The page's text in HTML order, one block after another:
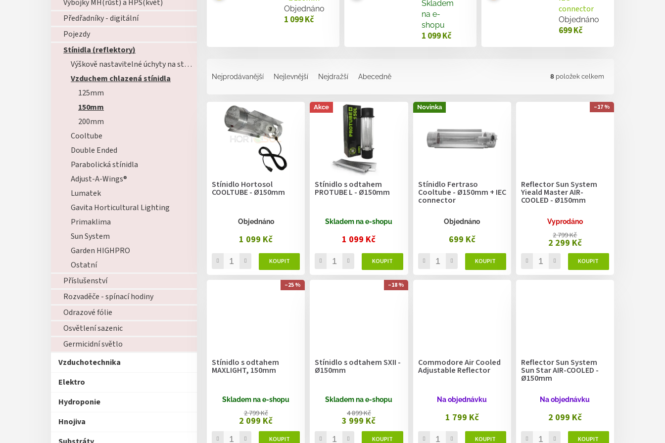
Výbojky MH(růst) a HPS(květ)
Předřadníky - digitální
Pojezdy
Stínidla (reflektory)
Výškově nastavitelné úchyty na stínidla
Vzduchem chlazená stínidla
125mm
150mm
200mm
Cooltube
Double Ended
Parabolická stínidla
Adjust-A-Wings®
Lumatek
Gavita Horticultural Lighting
Primaklima
Sun System
Garden HIGHPRO
Ostatní
Příslušenství
Rozvaděče - spínací hodiny
Odrazové fólie
Osvětlení sazenic
Germicidní světlo
Vzduchotechnika
Elektro
Hydroponie
Hnojiva
Objednáno
1 099 Kč
Skladem
na e-
shopu
1 099 Kč
connector
Objednáno
699 Kč
Nejprodávanější Nejlevnější Nejdražší Abecedně 8 položek celkem
Stínidlo Hortosol
COOLTUBE - Ø150mm
Objednáno
1 099 Kč
Akce
Stínidlo s odtahem
PROTUBE L - Ø150mm
Skladem na e-shopu
1 099 Kč
Novinka
Stínidlo Fertraso
Cooltube - Ø150mm + IEC
connector
Objednáno
699 Kč
–17 %
Reflector Sun System
Yieald Master AIR-
COOLED - Ø150mm
Vyprodáno
2 299 Kč
2 799 Kč
–25 %
Stínidlo s odtahem
MAXLIGHT, 150mm
Skladem na e-shopu
2 099 Kč
2 799 Kč
–18 %
Stínidlo s odtahem SXII -
Ø150mm
Skladem na e-shopu
3 999 Kč
4 899 Kč
Commodore Air Cooled
Adjustable Reflector
Na objednávku
1 799 Kč
Reflector Sun System
Sun Star AIR-COOLED -
Ø150mm
Na objednávku
2 099 Kč